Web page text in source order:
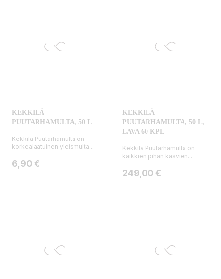
KEKKILÄ
PUUTARHAMULTA, 50 L
Kekkilä Puutarhamulta on
korkealaatuinen yleismulta...
Hinta
6,90 €
KEKKILÄ
PUUTARHAMULTA, 50 L,
LAVA 60 KPL
Kekkilä Puutarhamulta on
kaikkien pihan kasvien...
Hinta
249,00 €